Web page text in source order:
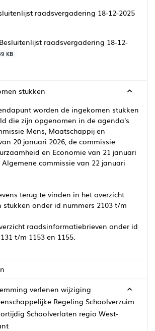
raadsvergadering 18-12-2025
Besluitenlijst raadsvergadering 18-12-
KB
stukken
worden de ingekomen stukken
die zijn opgenomen in de agenda's
Mens, Maatschappij en
20 januari 2026, de commissie
en Economie van 21 januari
Algemene commissie van 22 januari
terug te vinden in het overzicht
stukken onder id nummers 2103 t/m
raadsinformatiebrieven onder id
t/m 1153 en 1155.
verlenen wijziging
Regeling Schoolverzuim
Schoolverlaten regio West-